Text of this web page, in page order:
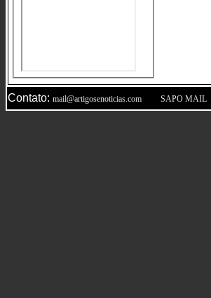
Contato: mail@artigosenoticias.com SAPO MAIL